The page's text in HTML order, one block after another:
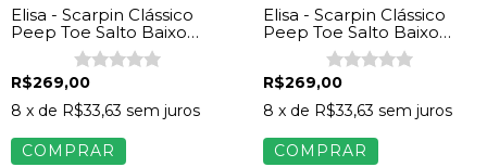
Elisa - Scarpin Clássico
Peep Toe Salto Baixo
Napa Off White
R$269,00
8 x de R$33,63 sem juros
COMPRAR
Elisa - Scarpin Clássico
Peep Toe Salto Baixo
Napa Preto
R$269,00
8 x de R$33,63 sem juros
COMPRAR